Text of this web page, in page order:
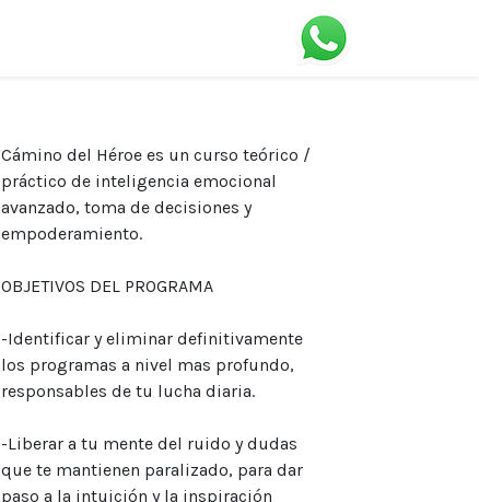
Cámino del Héroe es un curso teórico /
práctico de inteligencia emocional
avanzado, toma de decisiones y
empoderamiento.
OBJETIVOS DEL PROGRAMA
-Identificar y eliminar definitivamente
los programas a nivel mas profundo,
responsables de tu lucha diaria.
-Liberar a tu mente del ruido y dudas
que te mantienen paralizado, para dar
paso a la intuición y la inspiración